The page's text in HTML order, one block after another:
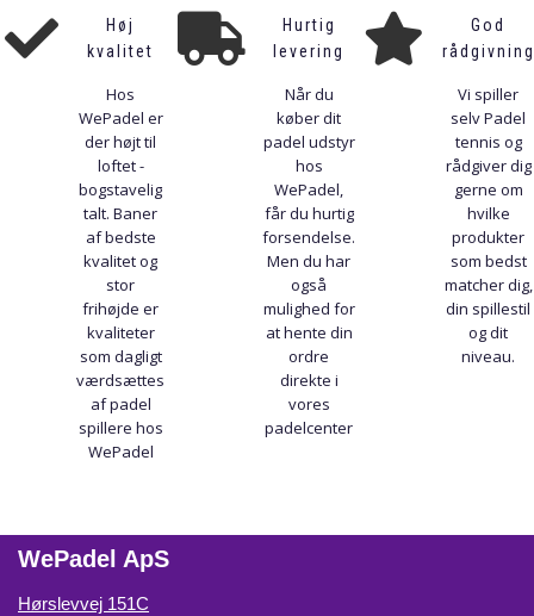
Høj
kvalitet
Hos
WePadel er
der højt til
loftet -
bogstavelig
talt. Baner
af bedste
kvalitet og
stor
frihøjde er
kvaliteter
som dagligt
værdsættes
af padel
spillere hos
WePadel
Hurtig
levering
Når du
køber dit
padel udstyr
hos
WePadel,
får du hurtig
forsendelse.
Men du har
også
mulighed for
at hente din
ordre
direkte i
vores
padelcenter
God
rådgivning
Vi spiller
selv Padel
tennis og
rådgiver dig
gerne om
hvilke
produkter
som bedst
matcher dig,
din spillestil
og dit
niveau.
WePadel ApS
Hørslevvej 151C